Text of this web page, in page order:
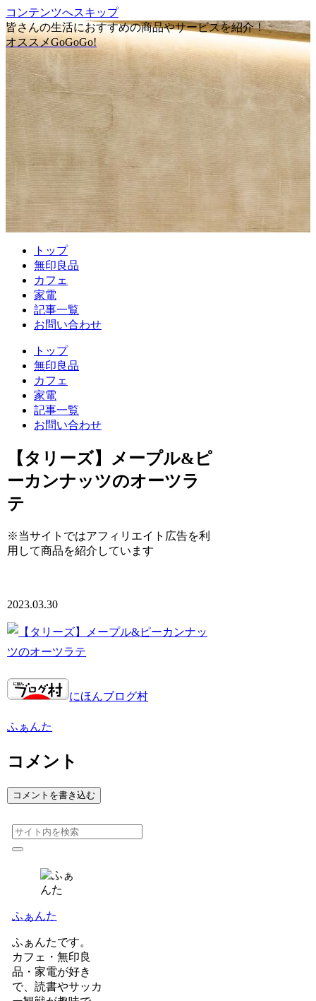
コンテンツへスキップ
皆さんの生活におすすめの商品やサービスを紹介！
オススメGoGoGo!
トップ
無印良品
カフェ
家電
記事一覧
お問い合わせ
トップ
無印良品
カフェ
家電
記事一覧
お問い合わせ
【タリーズ】メープル&ピ
ーカンナッツのオーツラ
テ
※当サイトではアフィリエイト広告を利
用して商品を紹介しています
2023.03.30
にほんブログ村
ふぁんた
コメント
コメントを書き込む
ふぁんた
ふぁんたです。
カフェ・無印良
品・家電が好き
で、読書やサッカ